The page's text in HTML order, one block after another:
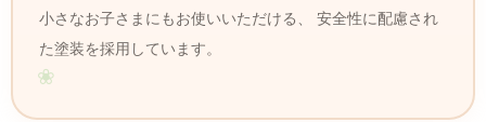
小さなお子さまにもお使いいただける、 安全性に配慮され
た塗装を採用しています。